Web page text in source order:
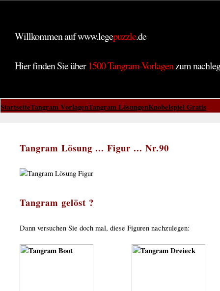
Willkommen auf www.legepuzzle.de
Hier finden Sie über1500 Tangram-Vorlagenzum
StartseiteTangram VorlagenTangram LösungenKnobelspiel Gratis
Tangram Lösung ... Figur ... Nr.90
Tangram gelöst ?
Dann versuchen Sie doch mal, diese Figuren nachzulegen: